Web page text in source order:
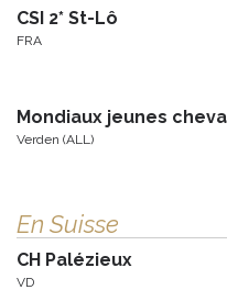
CSI 2* St-Lô
FRA
Mondiaux jeunes
Verden (ALL)
En Suisse
CH Palézieux
VD